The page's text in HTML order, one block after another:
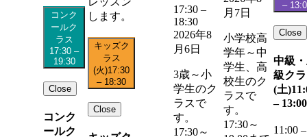
コンク
ールク
ラス
17:30 –
19:30
Close
コンク
ールク
します。
キッズク
ラス
(火)17:30
– 18:30
Close
17:30 –
18:30
2026年8
月6日
3歳～小
学生のク
ラスで
す。
17:30～
月7日
小学校高
学年～中
学生、高
校生のク
ラスで
す。
17:30～
–
Close
中級
級ク
(土)
– 13:00
11:00 –